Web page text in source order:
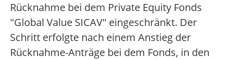
Rücknahme bei dem Private Equity Fonds
"Global Value SICAV" eingeschränkt. Der
Schritt erfolgte nach einem Anstieg der
Rücknahme-Anträge bei dem Fonds, in den